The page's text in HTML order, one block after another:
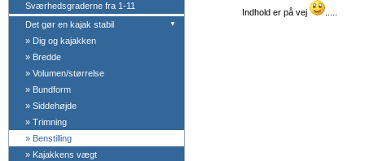
Sværhedsgraderne fra 1-11
▼
Det gør en kajak stabil
» Dig og kajakken
» Bredde
» Volumen/størrelse
» Bundform
» Siddehøjde
» Trimning
» Benstilling
» Kajakkens vægt
Indhold er på vej